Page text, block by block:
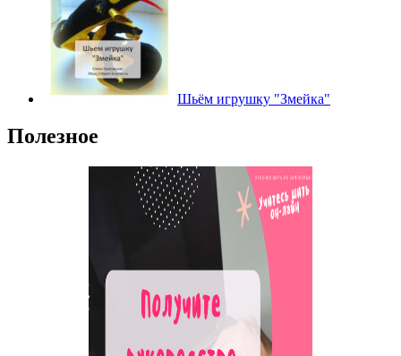
Шьём игрушку "Змейка"
Полезное